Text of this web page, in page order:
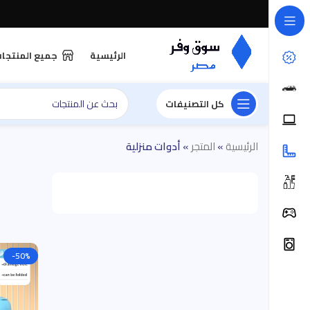
الرئيسية جميع
كل التصنيفات
الرئيسية»المتجر»أدوات منزلية
-50%